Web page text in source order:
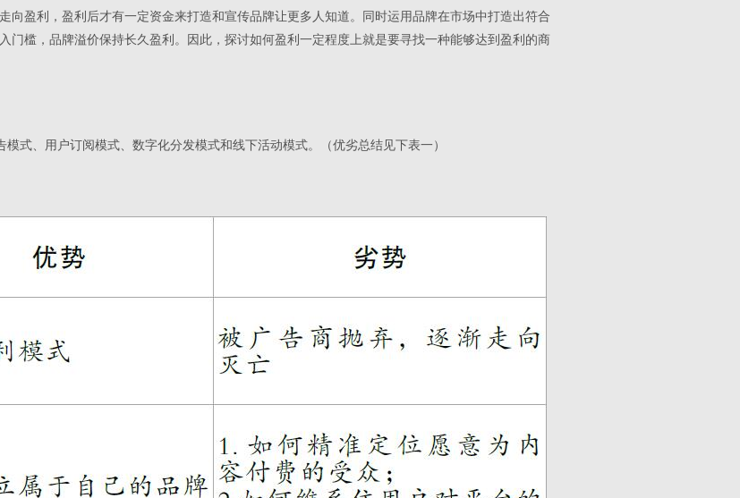
向盈利，盈利后才有一定资金来打造和宣传品牌让更多人知道。同时运用品牌在市场中打造出符合
门槛，品牌溢价保持长久盈利。因此，探讨如何盈利一定程度上就是要寻找一种能够达到盈利的商
式、用户订阅模式、数字化分发模式和线下活动模式。（优劣总结见下表一）